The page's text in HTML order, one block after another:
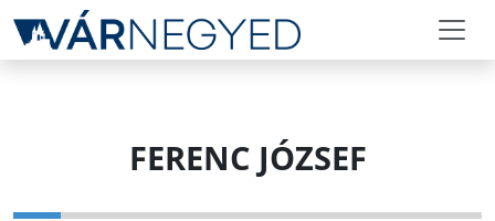
FERENC JÓZSEF